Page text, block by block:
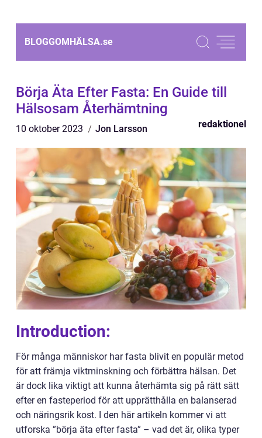
BLOGGOMHÄLSA.se
Börja Äta Efter Fasta: En Guide till
Hälsosam Återhämtning
10 oktober 2023 Jon Larsson redaktionel
Introduction:
För många människor har fasta blivit en populär metod
för att främja viktminskning och förbättra hälsan. Det
är dock lika viktigt att kunna återhämta sig på rätt sätt
efter en fasteperiod för att upprätthålla en balanserad
och näringsrik kost. I den här artikeln kommer vi att
utforska ”börja äta efter fasta” – vad det är, olika typer